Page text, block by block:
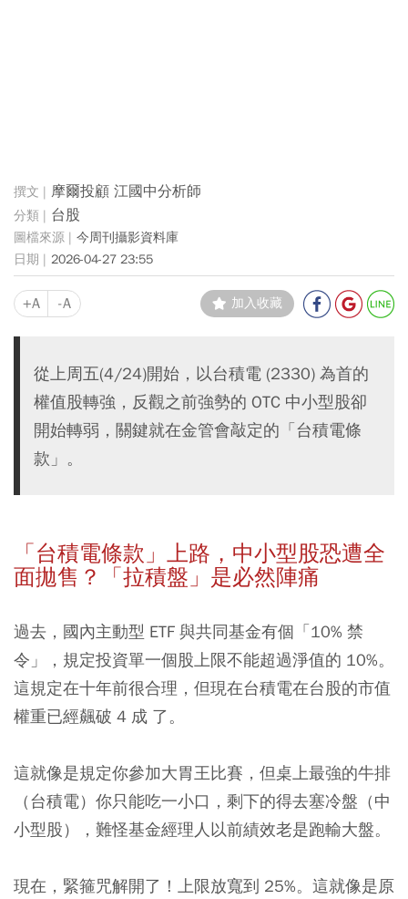
摩爾投顧 江國中分析師
台股
今周刊攝影資料庫
2026-04-27 23:55
+A -A 加入收藏
從上周五(4/24)開始，以台積電 (2330) 為首的
權值股轉強，反觀之前強勢的 OTC 中小型股卻
開始轉弱，關鍵就在金管會敲定的「台積電條
款」。
「台積電條款」上路，中小型股恐遭全
面拋售？「拉積盤」是必然陣痛
過去，國內主動型 ETF 與共同基金有個「10% 禁
令」，規定投資單一個股上限不能超過淨值的 10%。
這規定在十年前很合理，但現在台積電在台股的市值
權重已經飆破 4 成 了。
這就像是規定你參加大胃王比賽，但桌上最強的牛排
（台積電）你只能吃一小口，剩下的得去塞冷盤（中
小型股），難怪基金經理人以前績效老是跑輸大盤。
現在，緊箍咒解開了！上限放寬到 25%。這就像是原